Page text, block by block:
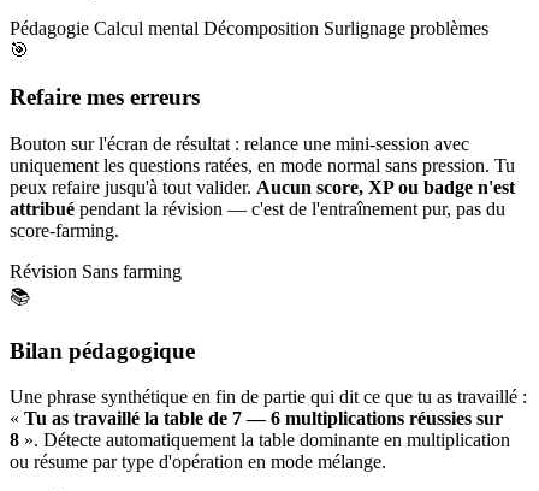
Pédagogie Calcul mental Décomposition Surlignage problèmes
🎯
Refaire mes erreurs
Bouton sur l'écran de résultat : relance une mini-session avec
uniquement les questions ratées, en mode normal sans pression. Tu
peux refaire jusqu'à tout valider. Aucun score, XP ou badge n'est
attribué pendant la révision — c'est de l'entraînement pur, pas du
score-farming.
Révision Sans farming
📚
Bilan pédagogique
Une phrase synthétique en fin de partie qui dit ce que tu as travaillé :
« Tu as travaillé la table de 7 — 6 multiplications réussies sur
8 ». Détecte automatiquement la table dominante en multiplication
ou résume par type d'opération en mode mélange.